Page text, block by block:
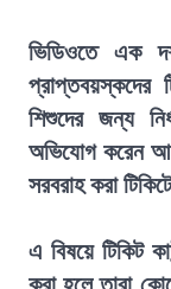
ভিডিওতে এক
প্রাপ্তবয়স্কদের
শিশুদের জন্য
অভিযোগ করেন
সরবরাহ করা
এ বিষয়ে টিকিট